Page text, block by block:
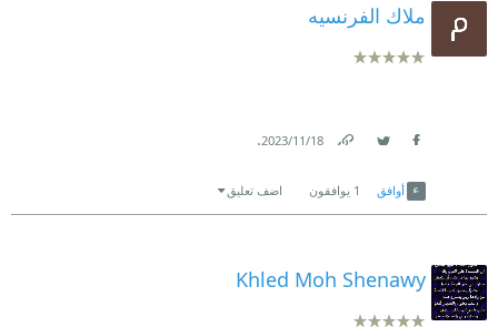
ملاك الفرنسيه
18‏/11‏/2023
.
أوافق 1 يوافقون اضف تعليق
Khled Moh Shenawy